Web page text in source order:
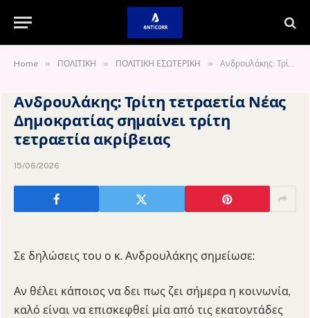
Home » ΠΟΛΙΤΙΚΗ » ΠΟΛΙΤΙΚΗ ΕΣΩΤΕΡΙΚΗ » Ανδρουλάκης: Τρίτη τετραετία Νέας Δημοκρατίας σημαίνει τρίτη τετραετία ακρίβειας
Ανδρουλάκης: Τρίτη τετραετία Νέας
Δημοκρατίας σημαίνει τρίτη
τετραετία ακρίβειας
15/06/2026
Σε δηλώσεις του ο κ. Ανδρουλάκης σημείωσε:
Αν θέλει κάποιος να δει πως ζει σήμερα η κοινωνία,
καλό είναι να επισκεφθεί μία από τις εκατοντάδες